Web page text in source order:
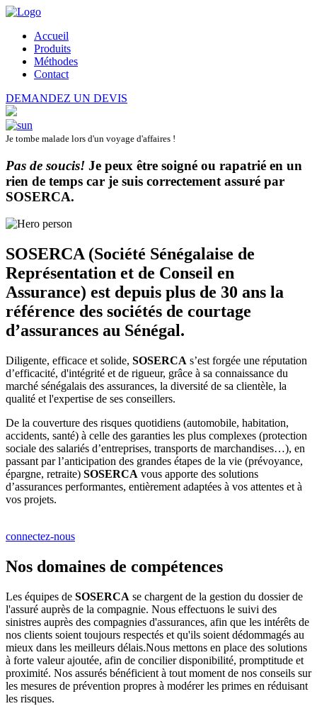
Accueil
Produits
Méthodes
Contact
DEMANDEZ UN DEVIS
Je tombe malade lors d'un voyage d'affaires !
Pas de soucis! Je peux être soigné ou rapatrié en un
rien de temps car je suis correctement assuré par
SOSERCA.
SOSERCA (Société Sénégalaise de
Représentation et de Conseil en
Assurance) est depuis plus de 30 ans la
référence des sociétés de courtage
d’assurances au Sénégal.
Diligente, efficace et solide, SOSERCA s’est forgée une réputation
d’efficacité, d'intégrité et de rigueur, grâce à sa connaissance du
marché sénégalais des assurances, la diversité de sa clientèle, la
qualité et l'expertise de ses conseillers.
De la couverture des risques quotidiens (automobile, habitation,
accidents, santé) à celle des garanties les plus complexes (protection
sociale des salariés d’entreprises, transports de marchandises…), en
passant par l’anticipation des grandes étapes de la vie (prévoyance,
épargne, retraite) SOSERCA vous apporte des solutions
d’assurances performantes, entièrement adaptées à vos attentes et à
vos projets.
connectez-nous
Nos domaines de compétences
Les équipes de SOSERCA se chargent de la gestion du dossier de
l'assuré auprès de la compagnie. Nous effectuons le suivi des
sinistres auprès des compagnies d'assurances, afin que les intérêts de
nos clients soient toujours respectés et qu'ils soient dédommagés au
mieux dans les meilleurs délais.Nous mettons en place des solutions
à forte valeur ajoutée, afin de concilier disponibilité, promptitude et
proximité. Nos assurés bénéficient à tout moment de nos conseils sur
les mesures de prévention propres à modérer les primes en réduisant
les risques.